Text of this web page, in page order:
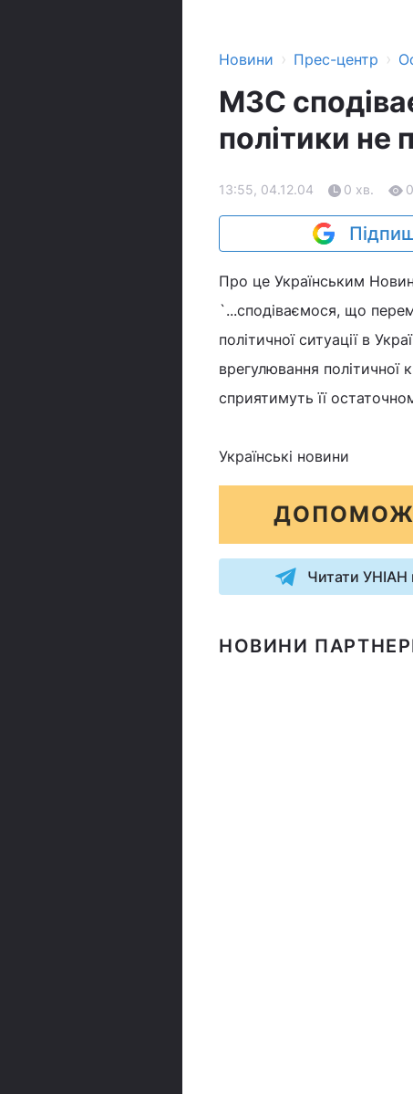
Новини › Прес-центр ›
МЗС
політики не
13:55, 04.12.04 0 хв. 0
Про це Українським
`...сподіваємося, що
політичної ситуації в
врегулювання політичної
сприятимуть її
Українські новини
Читати УНІАН
НОВИНИ